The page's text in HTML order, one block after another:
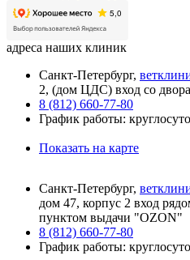
адреса наших клиник
Санкт-Петербург,
2, (дом ЦДС) вход со
8 (812) 660-77-80
График работы:
Показать на карте
Санкт-Петербург,
дом 47, корпус 2 вход
пунктом выдачи "OZON"
8 (812) 660-77-80
График работы: